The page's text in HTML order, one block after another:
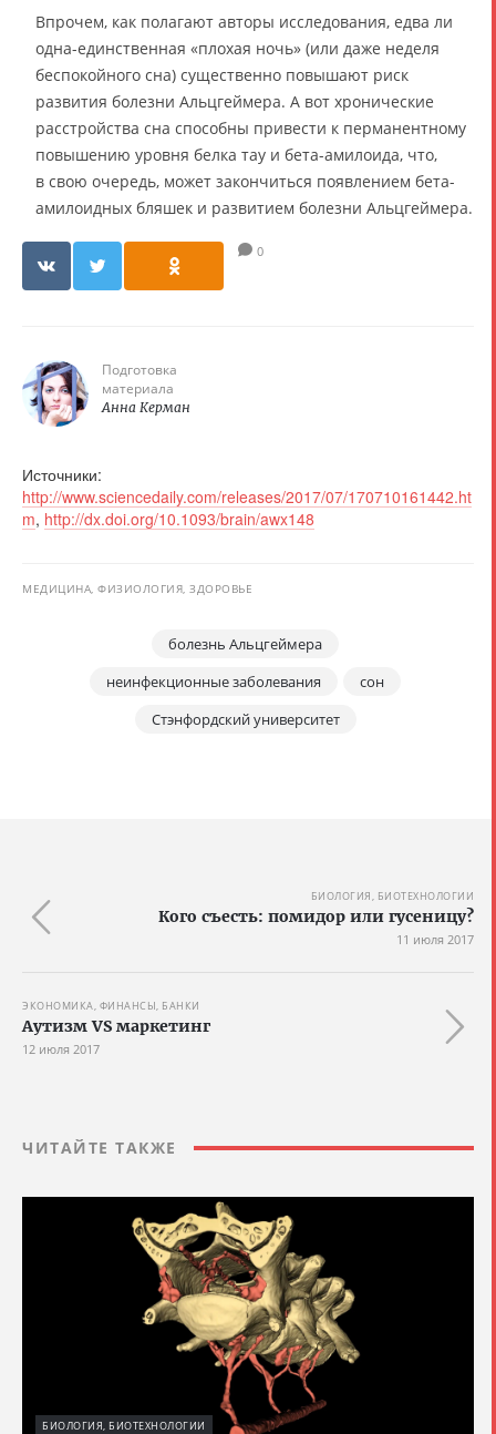
Впрочем, как полагают авторы исследования, едва ли
одна-единственная «плохая ночь» (или даже неделя
беспокойного сна) существенно повышают риск
развития болезни Альцгеймера. А вот хронические
расстройства сна способны привести к перманентному
повышению уровня белка тау и бета-амилоида, что,
в свою очередь, может закончиться появлением бета-
амилоидных бляшек и развитием болезни Альцгеймера.
0
Подготовка
материала
Анна Керман
Источники:
http://www.sciencedaily.com/releases/2017/07/170710161442.ht
m, http://dx.doi.org/10.1093/brain/awx148
МЕДИЦИНА, ФИЗИОЛОГИЯ, ЗДОРОВЬЕ
болезнь Альцгеймера
неинфекционные заболевания
сон
Стэнфордский университет
БИОЛОГИЯ, БИОТЕХНОЛОГИИ
Кого съесть: помидор или гусеницу?
11 июля 2017
ЭКОНОМИКА, ФИНАНСЫ, БАНКИ
Аутизм VS маркетинг
12 июля 2017
ЧИТАЙТЕ ТАКЖЕ
БИОЛОГИЯ, БИОТЕХНОЛОГИИ